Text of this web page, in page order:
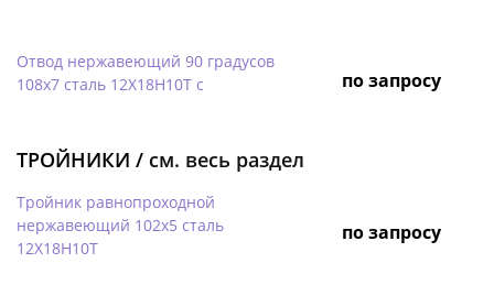
Отвод нержавеющий 90 градусов
108х7 сталь 12Х18Н10Т с
по запросу
ТРОЙНИКИ / см. весь раздел
Тройник равнопроходной
нержавеющий 102х5 сталь
12Х18Н10Т
по запросу